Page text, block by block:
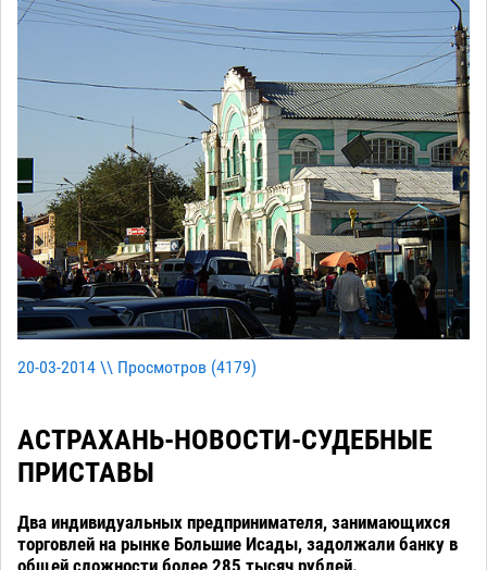
20-03-2014 \\ Просмотров (4179)
АСТРАХАНЬ-НОВОСТИ-СУДЕБНЫЕ
ПРИСТАВЫ
Два индивидуальных предпринимателя, занимающихся
торговлей на рынке Большие Исады, задолжали банку в